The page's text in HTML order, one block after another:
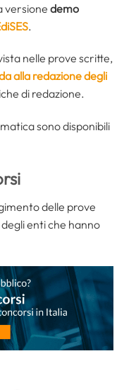
versione demo
.
nelle prove scritte,
alla redazione degli
di redazione.
sono disponibili
delle prove
enti che hanno